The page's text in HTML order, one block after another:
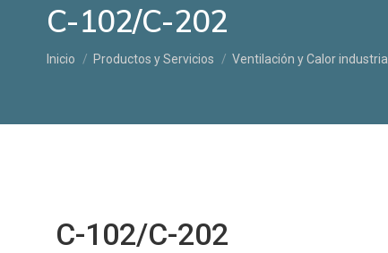
C-102/C-202
Estás aquí:
Inicio Productos y Servicios Ventilación y Calor industrial
C-102/C-202